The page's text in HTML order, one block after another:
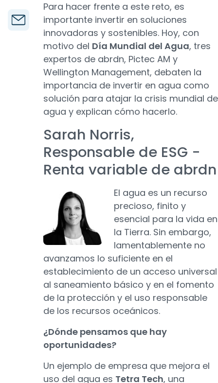
Para hacer frente a este reto, es
importante invertir en soluciones
innovadoras y sostenibles. Hoy, con
motivo del Día Mundial del Agua, tres
expertos de abrdn, Pictec AM y
Wellington Management, debaten la
importancia de invertir en agua como
solución para atajar la crisis mundial
agua y explican cómo hacerlo.
Sarah Norris,
Responsable de ESG -
Renta variable de abrdn
El agua es un recurso
precioso, finito y
esencial para la vida en
la Tierra. Sin embargo,
lamentablemente no
avanzamos lo suficiente en el
establecimiento de un acceso universal
al saneamiento básico y en el fomento
de la protección y el uso responsable
de los recursos oceánicos.
¿Dónde pensamos que hay
oportunidades?
Un ejemplo de empresa que mejora el
uso del agua es Tetra Tech, una